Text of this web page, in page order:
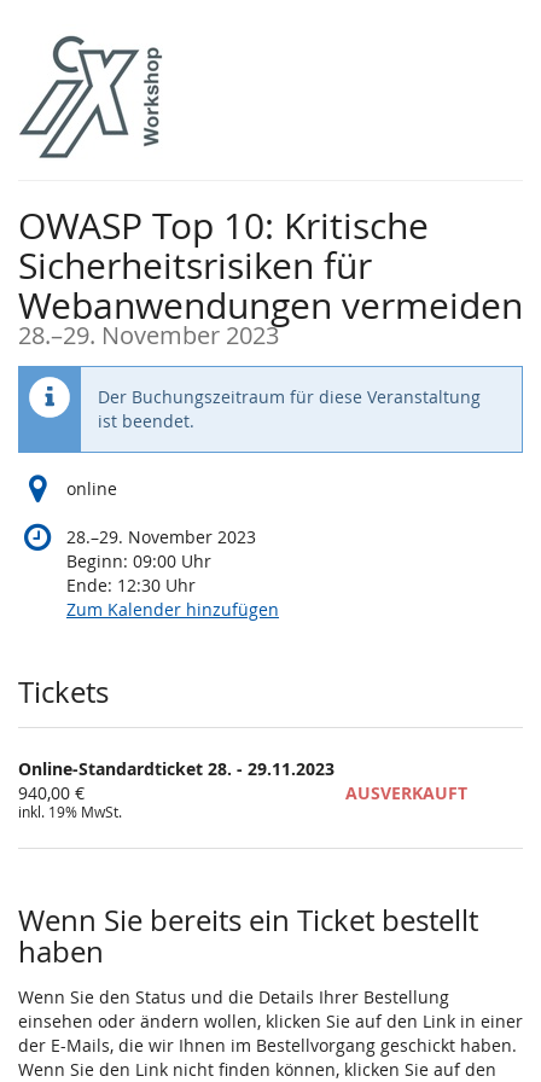
Haupt-
Inhalt
springen
OWASP Top 10: Kritische
Sicherheitsrisiken für
Webanwendungen vermeiden
28.–bis
29. November 2023
Der Buchungszeitraum für diese Veranstaltung
ist beendet.
online
28.–bis
29. November 2023
Beginn: 09:00 Uhr
Ende: 12:30 Uhr
Zum Kalender hinzufügen
Produkte
Tickets
Online-Standardticket 28. - 29.11.2023
940,00 €
inkl. 19% MwSt.
AUSVERKAUFT
Wenn Sie bereits ein Ticket bestellt
haben
Wenn Sie den Status und die Details Ihrer Bestellung
einsehen oder ändern wollen, klicken Sie auf den Link in einer
der E-Mails, die wir Ihnen im Bestellvorgang geschickt haben.
Wenn Sie den Link nicht finden können, klicken Sie auf den